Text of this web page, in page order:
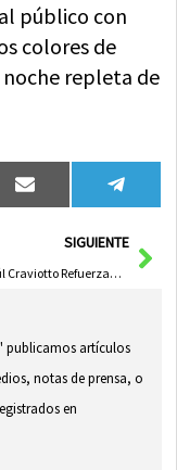
público con
colores de
noche repleta de
Compartir
en
Email
en
SIGUIENTE
El Alba y Saúl Craviotto Refuerzan Lazos de Amistad en la Feria de Albacete
publicamos artículos
notas de prensa, o
en